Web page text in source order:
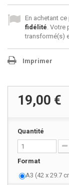
En achetant
fidélité. Votre
transformé(s)
Imprimer
19,00 €
Quantité
Format
A3 (42 x 29.7